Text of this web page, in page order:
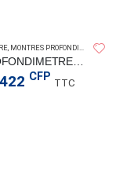
MONTRES PROFONDIMÈTRE
CFP TTC